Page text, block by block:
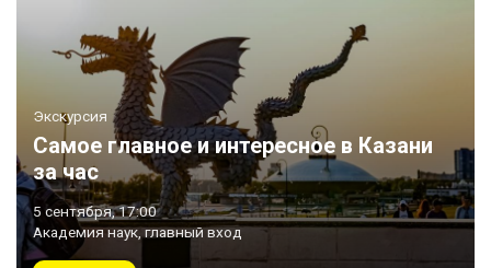
Экскурсия
Самое главное и интересное в Казани
за час
5 сентября, 17:00
Академия наук, главный вход